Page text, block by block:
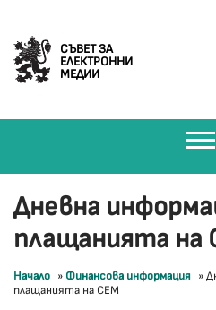
СЪВЕТ ЗА
ЕЛЕКТРОННИ
МЕДИИ
Дневна
плащанията на
Начало » Финансова информация »
плащанията на СЕМ